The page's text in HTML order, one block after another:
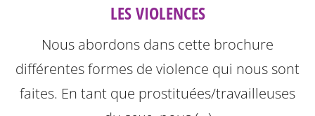
LES VIOLENCES
Nous abordons dans cette brochure
différentes formes de violence qui nous sont
faites. En tant que prostituées/travailleuses